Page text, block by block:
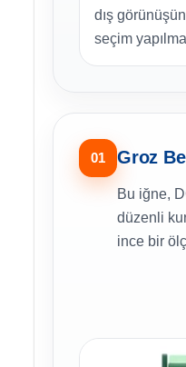
dış
seçim
01 Groz
Bu iğne,
düzenli
ince bir